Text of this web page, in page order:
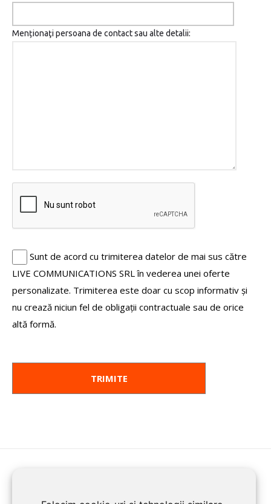
Menționaţi persoana de contact sau alte detalii:
Sunt de acord cu trimiterea datelor de mai sus către
LIVE COMMUNICATIONS SRL în vederea unei oferte
personalizate. Trimiterea este doar cu scop informativ și
nu crează niciun fel de obligații contractuale sau de orice
altă formă.